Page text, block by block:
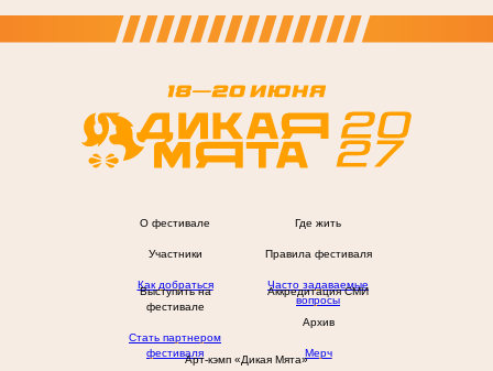
О фестивале
Участники
Как добраться
Где жить
Правила фестиваля
Часто задаваемые
вопросы
Выступить на
фестивале
Стать партнером
фестиваля
Аккредитация СМИ
Архив
Мерч
Арт-кэмп «Дикая Мята»